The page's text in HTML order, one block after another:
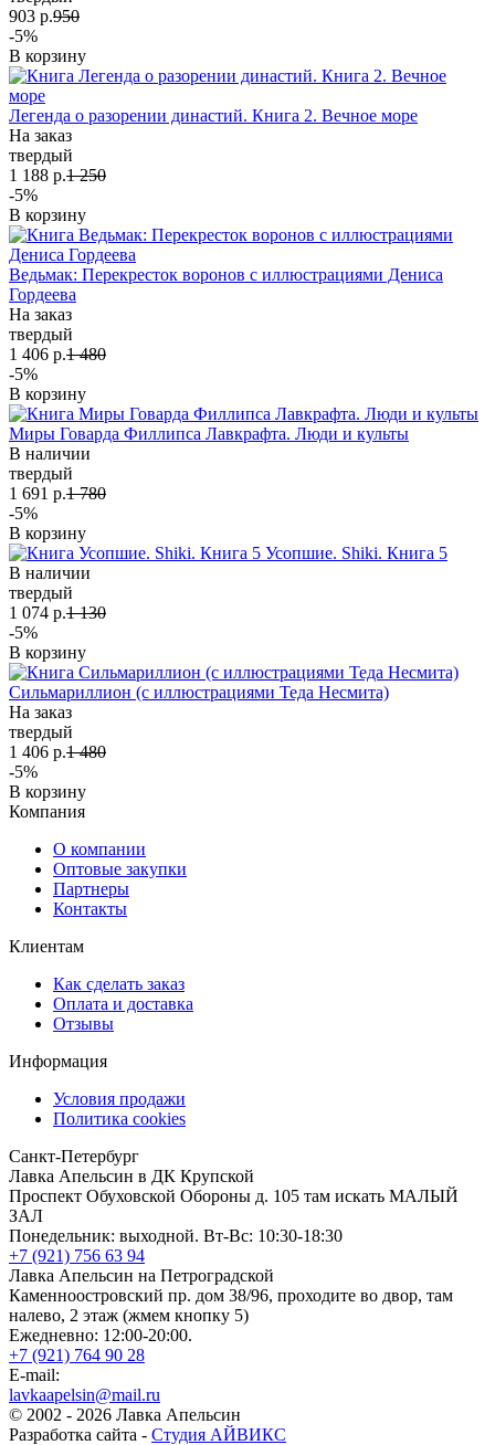
903 р.950
-5%
В корзину
Легенда о разорении династий. Книга 2. Вечное море
На заказ
твердый
1 188 р.1 250
-5%
В корзину
Ведьмак: Перекресток воронов с иллюстрациями Дениса
Гордеева
На заказ
твердый
1 406 р.1 480
-5%
В корзину
Миры Говарда Филлипса Лавкрафта. Люди и культы
В наличии
твердый
1 691 р.1 780
-5%
В корзину
Усопшие. Shiki. Книга 5
В наличии
твердый
1 074 р.1 130
-5%
В корзину
Сильмариллион (с иллюстрациями Теда Несмита)
На заказ
твердый
1 406 р.1 480
-5%
В корзину
Компания
О компании
Оптовые закупки
Партнеры
Контакты
Клиентам
Как сделать заказ
Оплата и доставка
Отзывы
Информация
Условия продажи
Политика cookies
Санкт-Петербург
Лавка Апельсин в ДК Крупской
Проспект Обуховской Обороны д. 105 там искать МАЛЫЙ
ЗАЛ
Понедельник: выходной. Вт-Вс: 10:30-18:30
+7 (921) 756 63 94
Лавка Апельсин на Петроградской
Каменноостровский пр. дом 38/96, проходите во двор, там
налево, 2 этаж (жмем кнопку 5)
Ежедневно: 12:00-20:00.
+7 (921) 764 90 28
E-mail:
lavkaapelsin@mail.ru
© 2002 - 2026 Лавка Апельсин
Разработка сайта - Студия АЙВИКС